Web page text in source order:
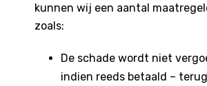
kunnen wij een aantal
zoals:
De schade wordt niet
indien reeds betaald –